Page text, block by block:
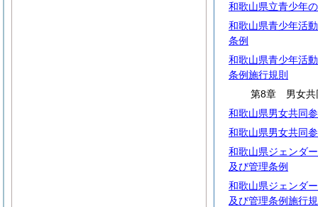
和歌山県立青少年
和歌山県青少年活
条例
和歌山県青少年活
条例施行規則
第8章 男女共
和歌山県男女共同
和歌山県男女共同
和歌山県ジェンダ
及び管理条例
和歌山県ジェンダ
及び管理条例施行